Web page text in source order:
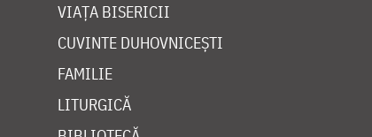
VIAȚA BISERICII
CUVINTE DUHOVNICEȘTI
FAMILIE
LITURGICĂ